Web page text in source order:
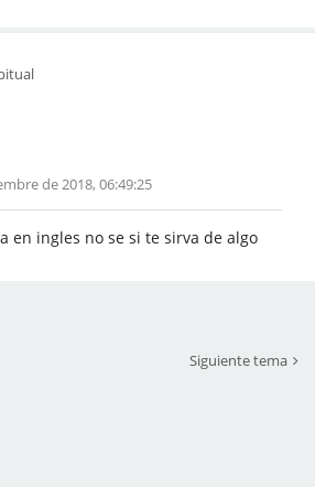
de 2018, 06:49:25
en ingles no se si te sirva de algo
Siguiente tema